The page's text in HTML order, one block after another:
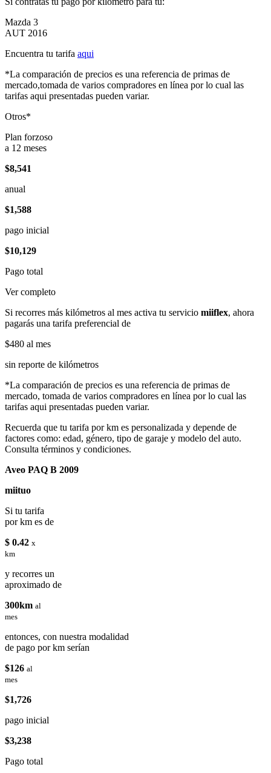
Mazda 3
AUT 2016
Encuentra tu tarifa aqui
*La comparación de precios es una referencia de primas de
mercado,tomada de varios compradores en línea por lo cual las
tarifas aqui presentadas pueden variar.
Otros*
Plan forzoso
a 12 meses
$8,541
anual
$1,588
pago inicial
$10,129
Pago total
Ver completo
Si recorres más kilómetros al mes activa tu servicio miiflex, ahora
pagarás una tarifa preferencial de
$480 al mes
sin reporte de kilómetros
*La comparación de precios es una referencia de primas de
mercado, tomada de varios compradores en línea por lo cual las
tarifas aqui presentadas pueden variar.
Recuerda que tu tarifa por km es personalizada y depende de
factores como: edad, género, tipo de garaje y modelo del auto.
Consulta términos y condiciones.
Aveo PAQ B 2009
miituo
Si tu tarifa
por km es de
$ 0.42 x
km
y recorres un
aproximado de
300km al
mes
entonces, con nuestra modalidad
de pago por km serían
$126 al
mes
$1,726
pago inicial
$3,238
Pago total